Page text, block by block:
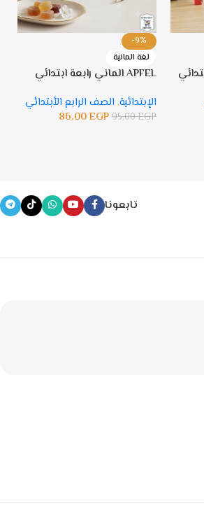
-9%
لغة المانية
APFEL الماني رابعة ابتدائي
الإبتدائية, الصف الرابع الأبتدائي
95,00EGP
86,00EGP
تابعونا